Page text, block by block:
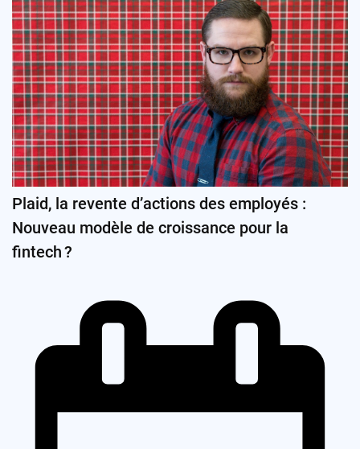
Plaid, la revente d’actions des employés :
Nouveau modèle de croissance pour la
fintech ?